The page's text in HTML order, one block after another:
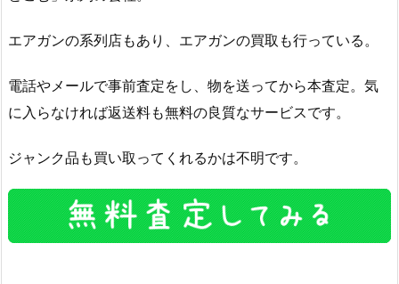
エアガンの系列店もあり、エアガンの買取も行っている。
電話やメールで事前査定をし、物を送ってから本査定。気
に入らなければ返送料も無料の良質なサービスです。
ジャンク品も買い取ってくれるかは不明です。